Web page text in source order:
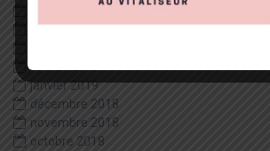
avril 2019
février 2019
janvier 2019
décembre 2018
novembre 2018
octobre 2018